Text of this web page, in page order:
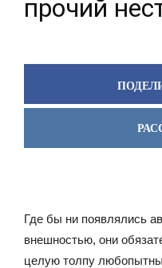
прочий
Где бы ни появлялись
внешностью, они
целую толпу